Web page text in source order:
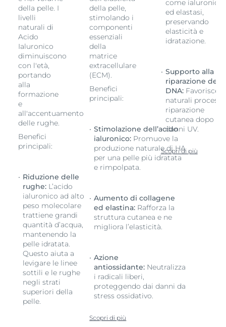
della pelle. I
livelli
naturali di
Acido
Ialuronico
diminuiscono
con l'età,
portando
alla
formazione
e
all'accentuamento
delle rughe.
Benefici
principali:
Riduzione delle
rughe:L’acido
ialuronico ad alto
peso molecolare
trattiene grandi
quantità d’acqua,
mantenendo la
pelle idratata.
Questo aiuta a
levigare le linee
sottili e le rughe
negli strati
superiori della
pelle.
della pelle,
stimolando i
componenti
essenziali
della
matrice
extracellulare
(ECM).
Benefici
principali:
Stimolazione dell’acido
ialuronico: Promuove la
produzione naturale di HA
per una pelle più idratata
e rimpolpata.
Aumento di collagene
ed elastina: Rafforza la
struttura cutanea e ne
migliora l’elasticità.
Azione
antiossidante: Neutralizza
i radicali liberi,
proteggendo dai danni da
stress ossidativo.
Scopri di più
come
ed elastasi,
preservando
elasticità e
idratazione.
Supporto alla
riparazione del
DNA:Favorisce i
naturali processi
riparazione
cutanea dopo
danni UV.
Scopri di più